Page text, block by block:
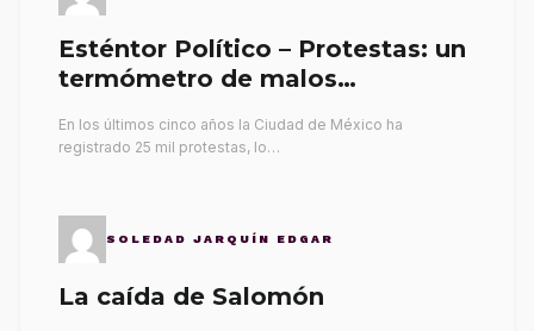
Esténtor Político – Protestas: un
termómetro de malos
En los últimos cinco años la Ciudad de México ha
registrado 25 mil protestas, lo…
SOLEDAD JARQUÍN EDGAR
La caída de Salomón